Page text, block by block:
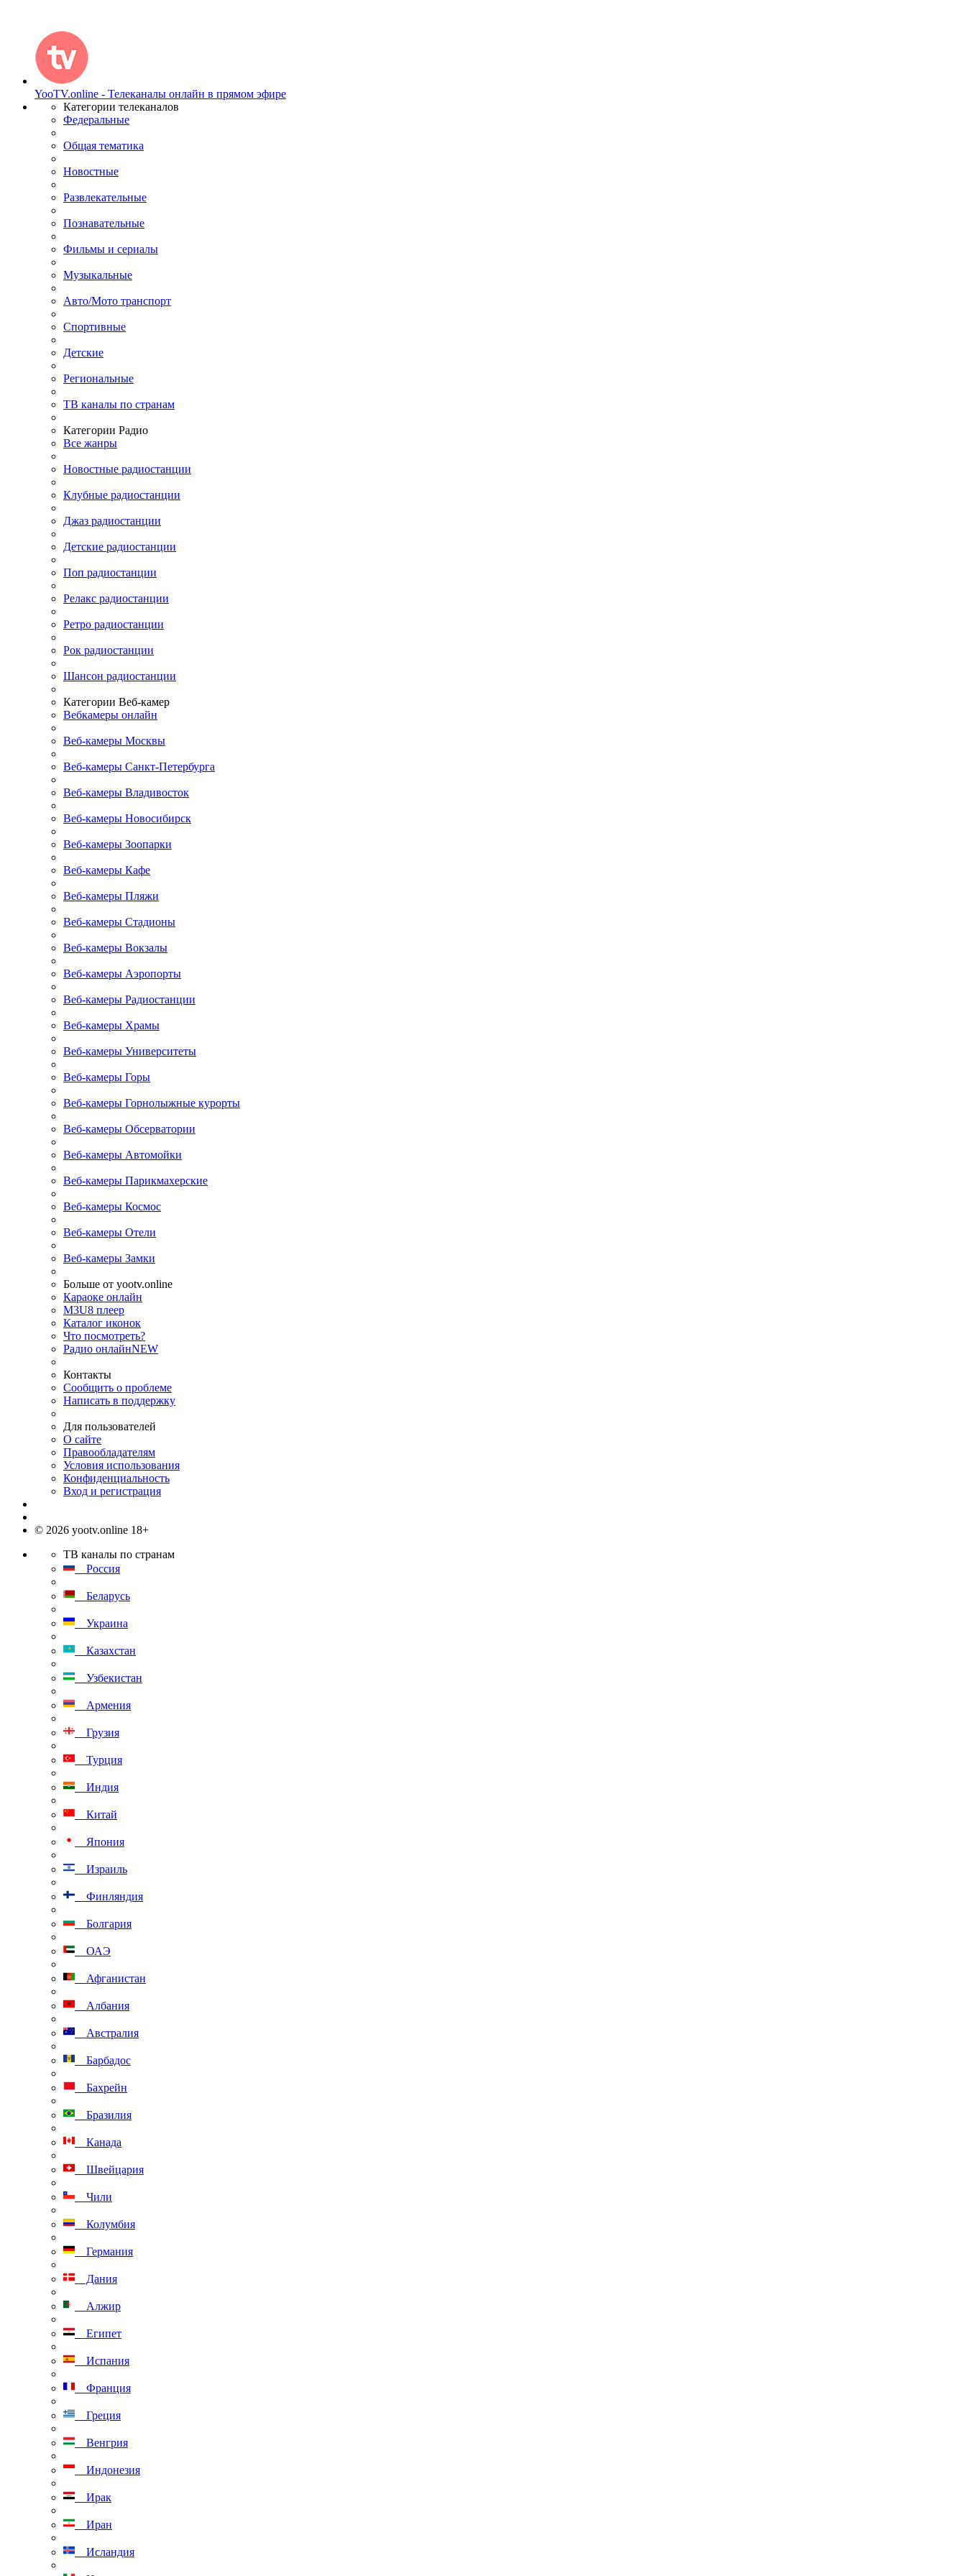
YooTV.online - Телеканалы онлайн в прямом эфире
Категории телеканалов
Федеральные
Общая тематика
Новостные
Развлекательные
Познавательные
Фильмы и сериалы
Музыкальные
Авто/Мото транспорт
Спортивные
Детские
Региональные
ТВ каналы по странам
Категории Радио
Все жанры
Новостные радиостанции
Клубные радиостанции
Джаз радиостанции
Детские радиостанции
Поп радиостанции
Релакс радиостанции
Ретро радиостанции
Рок радиостанции
Шансон радиостанции
Категории Веб-камер
Вебкамеры онлайн
Веб-камеры Москвы
Веб-камеры Санкт-Петербурга
Веб-камеры Владивосток
Веб-камеры Новосибирск
Веб-камеры Зоопарки
Веб-камеры Кафе
Веб-камеры Пляжи
Веб-камеры Стадионы
Веб-камеры Вокзалы
Веб-камеры Аэропорты
Веб-камеры Радиостанции
Веб-камеры Храмы
Веб-камеры Университеты
Веб-камеры Горы
Веб-камеры Горнолыжные курорты
Веб-камеры Обсерватории
Веб-камеры Автомойки
Веб-камеры Парикмахерские
Веб-камеры Космос
Веб-камеры Отели
Веб-камеры Замки
Больше от yootv.online
Караоке онлайн
M3U8 плеер
Каталог иконок
Что посмотреть?
Радио онлайнNEW
Контакты
Сообщить о проблеме
Написать в поддержку
Для пользователей
О сайте
Правообладателям
Условия использования
Конфиденциальность
Вход и регистрация
© 2026 yootv.online 18+
ТВ каналы по странам
Россия
Беларусь
Украина
Казахстан
Узбекистан
Армения
Грузия
Турция
Индия
Китай
Япония
Израиль
Финляндия
Болгария
ОАЭ
Афганистан
Албания
Австралия
Барбадос
Бахрейн
Бразилия
Канада
Швейцария
Чили
Колумбия
Германия
Дания
Алжир
Египет
Испания
Франция
Греция
Венгрия
Индонезия
Ирак
Иран
Исландия